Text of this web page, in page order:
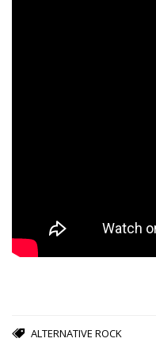
ALTERNATIVE ROCK